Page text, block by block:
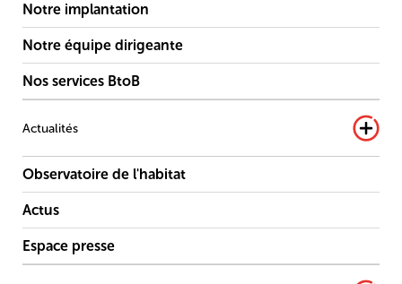
Notre implantation
Notre équipe dirigeante
Nos services BtoB
Actualités
Observatoire de l'habitat
Actus
Espace presse